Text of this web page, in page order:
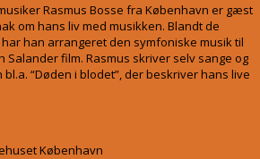
Rasmus Bosse fra København er gæst
om hans liv med musikken. Blandt de
han arrangeret den symfoniske musik til
Salander film. Rasmus skriver selv sange og
“Døden i blodet”, der beskriver hans live
København